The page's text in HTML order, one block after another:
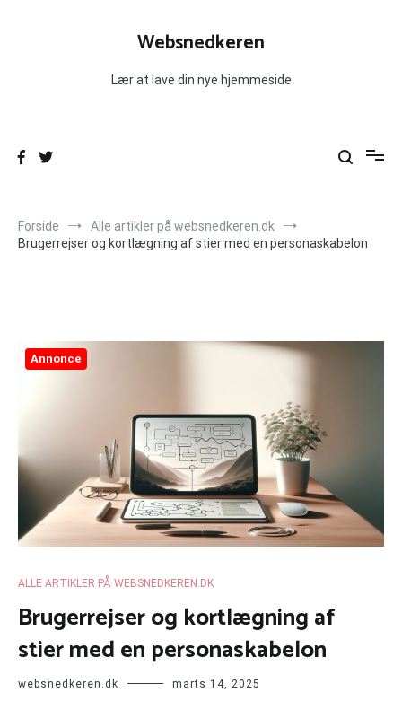
Websnedkeren
Lær at lave din nye hjemmeside
Forside
Alle artikler på websnedkeren.dk
Brugerrejser og kortlægning af stier med en personaskabelon
Annonce
ALLE ARTIKLER PÅ WEBSNEDKEREN.DK
Brugerrejser og kortlægning af
stier med en personaskabelon
websnedkeren.dk marts 14, 2025